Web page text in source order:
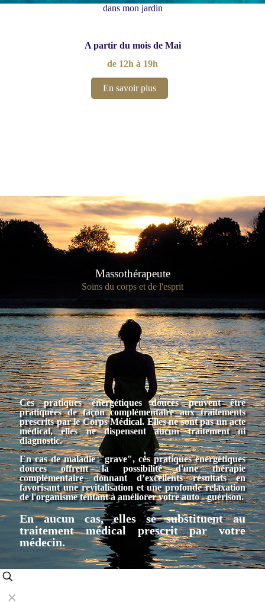
dans mon jardin
A partir du mois de Mai
de 12h à 19h
En savoir plus
Massothérapeute
Soins du corps et de l'esprit
Ces pratiques énergétiques douces peuvent être
pratiquées de façon complémentaire aux traitements
prescrits par le Corps Médical. Elles ne sont pas un acte
médical, elles ne dispensent aucun traitement ni
diagnostic.
En cas de maladie "grave", ces pratiques énergétiques
douces offrent la possibilité d'une thérapie
complémentaire donnant d’excellents résultats en
favorisant une revitalisation et une profonde relaxation
de l'organisme tentant à améliorer votre auto - guérison.
En aucun cas, elles se substituent au
traitement médical prescrit par votre
médecin.
✕